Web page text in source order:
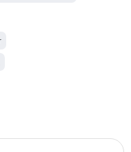
A5 2020
A6 Plus
S21 5G
S21 FE 5G
18
7 Pro